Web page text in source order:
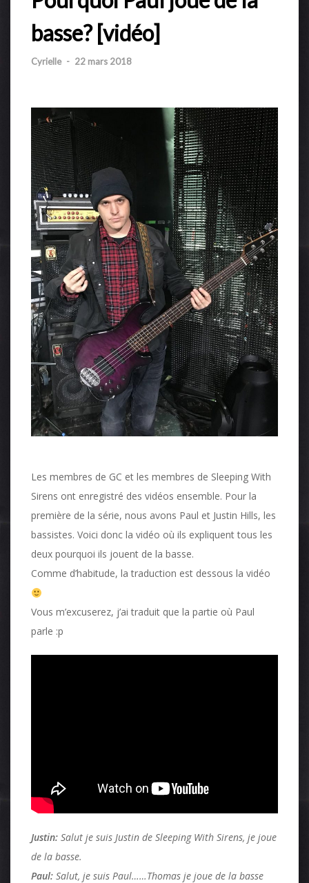
basse? [vidéo]
Cyrielle - 22 mars 2018
Les membres de GC et les membres de Sleeping With
Sirens ont enregistré des vidéos ensemble. Pour la
première de la série, nous avons Paul et Justin Hills, les
bassistes. Voici donc la vidéo où ils expliquent tous les
deux pourquoi ils jouent de la basse.
Comme d’habitude, la traduction est dessous la vidéo
Vous m’excuserez, j’ai traduit que la partie où Paul
parle :p
Justin: Salut je suis Justin de Sleeping With Sirens, je joue
de la basse.
Paul: Salut, je suis Paul……Thomas je joue de la basse